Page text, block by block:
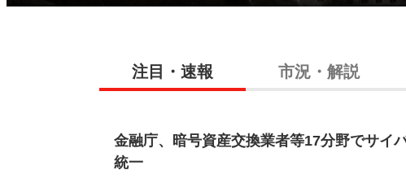
注目・速報 市況・解説
金融庁、暗号資産交換業者等17分野でサイ
統一